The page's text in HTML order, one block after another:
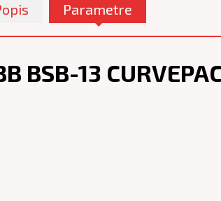
Parametre
BSB-13